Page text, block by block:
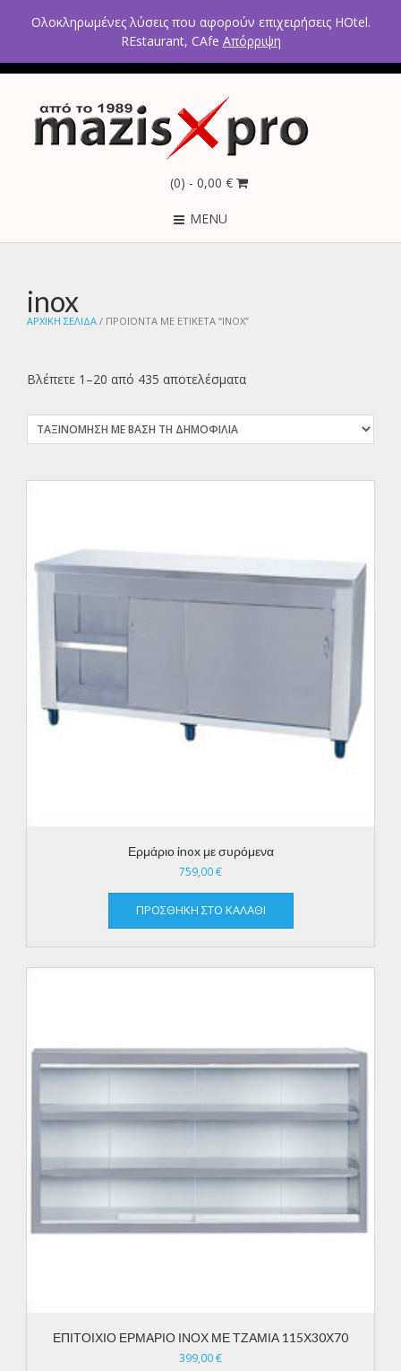
2ο χλμ Κρανιδίου – Πορτοχελίου, Αργολίδα 21300
Τηλέφωνα: 2754021300 – 6946670771 - 6980602291
(0) - 0,00 €
MENU
ΑΡΧΙΚΉ ΣΕΛΊΔΑ / ΠΡΟΪΌΝΤΑ ΜΕ ΕΤΙΚΈΤΑ “INOX”
inox
Βλέπετε 1–20 από 435 αποτελέσματα
Ερμάριο inox με συρόμενα
759,00€
ΠΡΟΣΘΉΚΗ ΣΤΟ ΚΑΛΆΘΙ
ΕΠΙΤΟΙΧΙΟ ΕΡΜΑΡΙΟ ΙΝΟΧ ΜΕ ΤΖΑΜΙΑ 115Χ30Χ70
399,00€
Ολοκληρωμένες λύσεις που αφορούν επιχειρήσεις HOtel.
REstaurant, CAfe Απόρριψη